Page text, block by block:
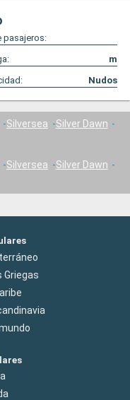
pasajeros:
m
Nudos
Silversea
Silver Dawn
Silversea
Silver Dawn
Griegas